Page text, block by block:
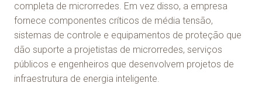
completa de microrredes. Em vez disso, a empresa
fornece componentes críticos de média tensão,
sistemas de controle e equipamentos de proteção que
dão suporte a projetistas de microrredes, serviços
públicos e engenheiros que desenvolvem projetos de
infraestrutura de energia inteligente.